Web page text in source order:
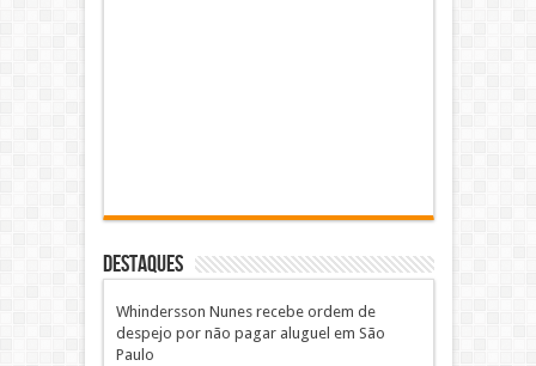
DESTAQUES
Whindersson Nunes recebe ordem de
despejo por não pagar aluguel em São
Paulo